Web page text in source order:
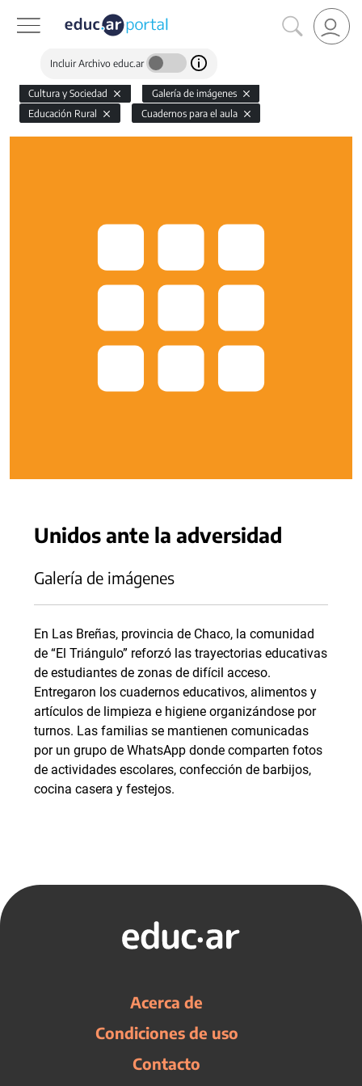
Incluir Archivo educ.ar
Cultura y Sociedad
Galería de imágenes
Educación Rural
Cuadernos para el aula
Unidos ante la adversidad
Galería de imágenes
En Las Breñas, provincia de Chaco, la comunidad
de “El Triángulo” reforzó las trayectorias educativas
de estudiantes de zonas de difícil acceso.
Entregaron los cuadernos educativos, alimentos y
artículos de limpieza e higiene organizándose por
turnos. Las familias se mantienen comunicadas
por un grupo de WhatsApp donde comparten fotos
de actividades escolares, confección de barbijos,
cocina casera y festejos.
Acerca de
Condiciones de uso
Contacto